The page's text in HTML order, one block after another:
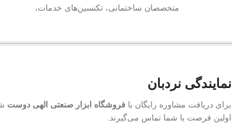
متخصصان ساختمانی، تکنسین‌های خدمات،
نمایندگی نردبان
برای دریافت مشاوره رایگان با فروشگاه ابزار صنعتی الهی دوست
اولین فرصت با شما تماس می‌گیرند.